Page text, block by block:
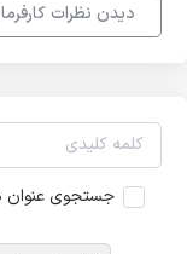
دیدن نظرات
جستجوی عنوان